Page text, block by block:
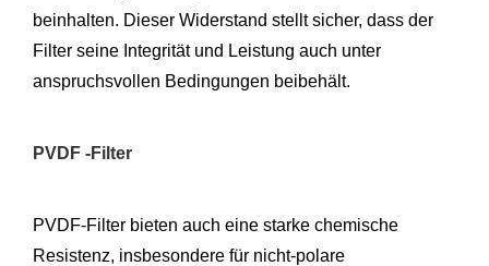
beinhalten. Dieser Widerstand stellt sicher, dass der
Filter seine Integrität und Leistung auch unter
anspruchsvollen Bedingungen beibehält.
PVDF -Filter
PVDF-Filter bieten auch eine starke chemische
Resistenz, insbesondere für nicht-polare